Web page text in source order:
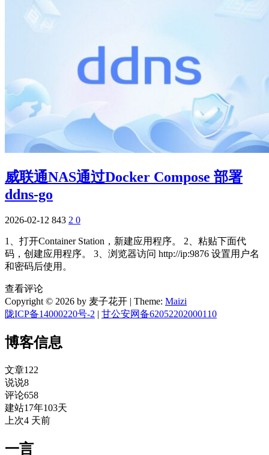
威联通NAS通过Docker Compose 部署
ddns-go
2026-02-12 843 2 0
1、打开Container Station，新建应用程序。 2、粘贴下面代
码，创建应用程序。 3、浏览器访问 http://ip:9876 设置用户名
和密码后使用。
查看评论
Copyright © 2026 by 麦子花开 | Theme: Maizi
陇ICP备14000220号-2 | 甘公安网备62052202000110
博客信息
文章122
说说8
评论658
建站17年103天
上次4 天前
一言